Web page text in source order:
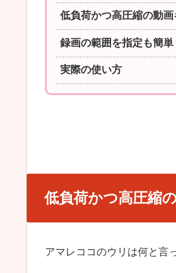
低負荷かつ高圧縮の動画
録画の範囲を指定も簡単
実際の使い方
低負荷かつ高圧縮
アマレココのウリは何と言